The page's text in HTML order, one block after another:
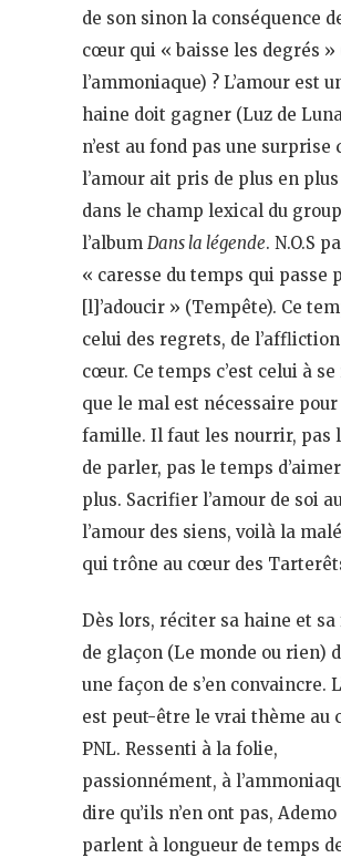
de son sinon la conséquence
cœur qui « baisse les degrés »
l’ammoniaque) ? L’amour est
haine doit gagner (Luz de
n’est au fond pas une surprise
l’amour ait pris de plus en
dans le champ lexical du
l’album Dans la légende. N.O.S
« caresse du temps qui passe
[l]’adoucir » (Tempête). Ce
celui des regrets, de
cœur. Ce temps c’est celui à
que le mal est nécessaire
famille. Il faut les nourrir, pas
de parler, pas le temps
plus. Sacrifier l’amour de soi
l’amour des siens, voilà la
qui trône au cœur des
Dès lors, réciter sa haine et
de glaçon (Le monde ou rien)
une façon de s’en convaincre.
est peut-être le vrai thème au
PNL. Ressenti à la folie,
passionnément, à
dire qu’ils n’en ont pas, Ademo
parlent à longueur de temps